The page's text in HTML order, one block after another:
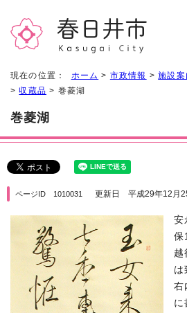
現在の位置： ホーム > 市政情報 >施設案
>収蔵品 > 巻菱湖
巻菱湖
ページID 1010031 更新日 平成29年12月
安
保
越
は
右
に